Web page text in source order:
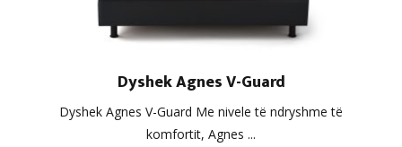
Dyshek Agnes V-Guard
Dyshek Agnes V-Guard Me nivele të ndryshme të
komfortit, Agnes ...